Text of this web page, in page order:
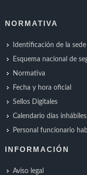
NORMATIVA
Identificación de la sede
Esquema nacional de
Normativa
Fecha y hora oficial
Sellos Digitales
Calendario días inhábiles
Personal funcionario
INFORMACIÓN
Aviso legal